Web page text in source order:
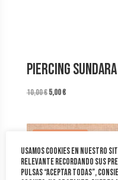
Piercing Sundara
10,00€El
era:
10,00 €.
5,00€El
es:
5,00 €.
Usamos cookies en nuestro
relevante recordando sus
pulsas “Aceptar todas”,